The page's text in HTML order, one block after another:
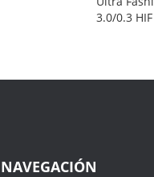
3.0/0.3
NAVEGACIÓN